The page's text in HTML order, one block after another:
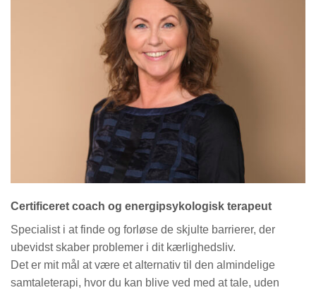
Certificeret coach og energipsykologisk terapeut
Specialist i at finde og forløse de skjulte barrierer, der
ubevidst skaber problemer i dit kærlighedsliv.
Det er mit mål at være et alternativ til den almindelige
samtaleterapi, hvor du kan blive ved med at tale, uden